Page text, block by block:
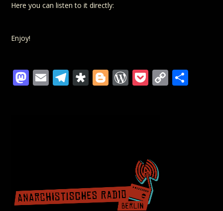
Here you can listen to it directly:
Enjoy!
Mastodon
EmailTelegram
Diaspora
Blogger
WordPress
Pocket
Copy